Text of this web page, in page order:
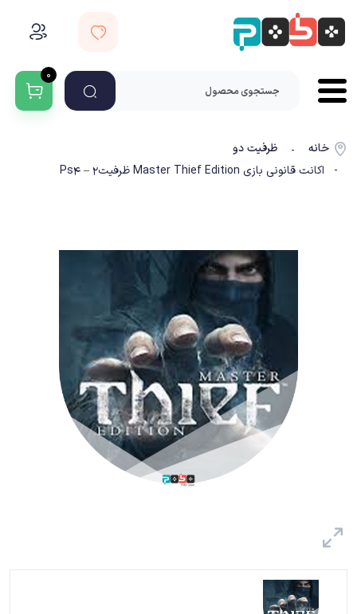
۰
خانه -
ظرفیت دو
- اکانت قانونی بازی Master Thief Edition ظرفیت2 – Ps4